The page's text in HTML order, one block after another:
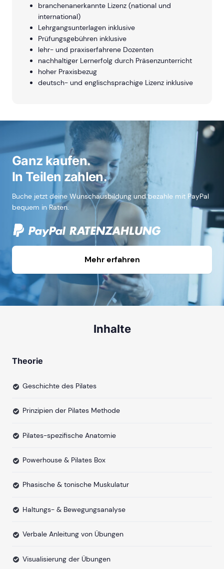
branchenanerkannte Lizenz (national und
international)
Lehrgangsunterlagen inklusive
Prüfungsgebühren inklusive
lehr- und praxiserfahrene Dozenten
nachhaltiger Lernerfolg durch Präsenzunterricht
hoher Praxisbezug
deutsch- und englischsprachige Lizenz inklusive
Ganz kaufen.
In Teilen zahlen.
Buche jetzt deine Wunschausbildung und bezahle mit PayPal
bequem in Raten.
Mehr erfahren
Inhalte
Theorie
Geschichte des Pilates
Prinzipien der Pilates Methode
Pilates-spezifische Anatomie
Powerhouse & Pilates Box
Phasische & tonische Muskulatur
Haltungs- & Bewegungsanalyse
Verbale Anleitung von Übungen
Visualisierung der Übungen